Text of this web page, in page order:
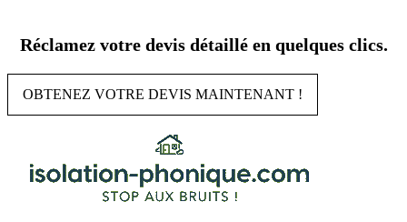
contenu
Réclamez votre devis détaillé en quelques clics.
OBTENEZ VOTRE DEVIS MAINTENANT !